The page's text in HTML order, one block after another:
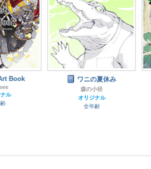
ワニの夏休み
森の小径
オリジナル
サヨと山神さま
非常階段
オリジナル